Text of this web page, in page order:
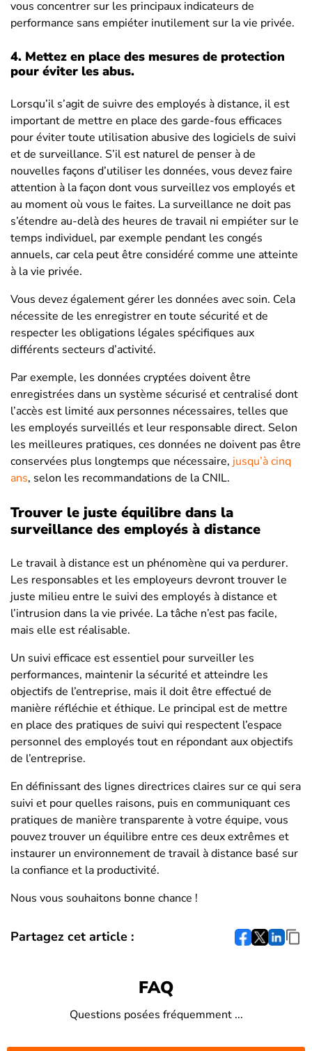
vous concentrer sur les principaux indicateurs de
performance sans empiéter inutilement sur la vie privée.
4. Mettez en place des mesures de protection
pour éviter les abus.
Lorsqu’il s’agit de suivre des employés à distance, il est
important de mettre en place des garde-fous efficaces
pour éviter toute utilisation abusive des logiciels de suivi
et de surveillance. S’il est naturel de penser à de
nouvelles façons d’utiliser les données, vous devez faire
attention à la façon dont vous surveillez vos employés et
au moment où vous le faites. La surveillance ne doit pas
s’étendre au-delà des heures de travail ni empiéter sur le
temps individuel, par exemple pendant les congés
annuels, car cela peut être considéré comme une atteinte
à la vie privée.
Vous devez également gérer les données avec soin. Cela
nécessite de les enregistrer en toute sécurité et de
respecter les obligations légales spécifiques aux
différents secteurs d’activité.
Par exemple, les données cryptées doivent être
enregistrées dans un système sécurisé et centralisé dont
l’accès est limité aux personnes nécessaires, telles que
les employés surveillés et leur responsable direct. Selon
les meilleures pratiques, ces données ne doivent pas être
conservées plus longtemps que nécessaire, jusqu’à cinq
ans, selon les recommandations de la CNIL.
Trouver le juste équilibre dans la
surveillance des employés à distance
Le travail à distance est un phénomène qui va perdurer.
Les responsables et les employeurs devront trouver le
juste milieu entre le suivi des employés à distance et
l’intrusion dans la vie privée. La tâche n’est pas facile,
mais elle est réalisable.
Un suivi efficace est essentiel pour surveiller les
performances, maintenir la sécurité et atteindre les
objectifs de l’entreprise, mais il doit être effectué de
manière réfléchie et éthique. Le principal est de mettre
en place des pratiques de suivi qui respectent l’espace
personnel des employés tout en répondant aux objectifs
de l’entreprise.
En définissant des lignes directrices claires sur ce qui sera
suivi et pour quelles raisons, puis en communiquant ces
pratiques de manière transparente à votre équipe, vous
pouvez trouver un équilibre entre ces deux extrêmes et
instaurer un environnement de travail à distance basé sur
la confiance et la productivité.
Nous vous souhaitons bonne chance !
Partagez cet article :
FAQ
Questions posées fréquemment ...